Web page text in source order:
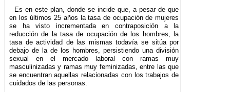
Es en este plan, donde se incide que, a pesar de que
en los últimos 25 años la tasa de ocupación de mujeres
se ha visto incrementada en contraposición a la
reducción de la tasa de ocupación de los hombres, la
tasa de actividad de las mismas todavía se sitúa por
debajo de la de los hombres, persistiendo una división
sexual en el mercado laboral con ramas muy
masculinizadas y ramas muy feminizadas, entre las que
se encuentran aquellas relacionadas con los trabajos de
cuidados de las personas.